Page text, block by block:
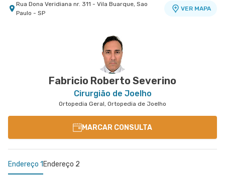
Rua Dona Veridiana nr. 311 - Vila Buarque, Sao
Paulo - SP
VER MAPA
Fabricio Roberto Severino
Cirurgião de Joelho
Ortopedia Geral, Ortopedia de Joelho
MARCAR CONSULTA
Endereço 1 Endereço 2